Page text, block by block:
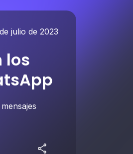
julio de 2023
los